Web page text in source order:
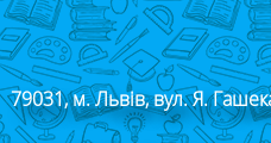
79031, м. Львів, вул. Я.